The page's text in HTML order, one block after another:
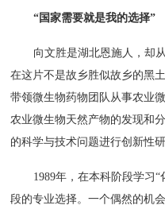
“国家需要就是我的选择”
向文胜是湖北恩施人，却
在这片不是故乡胜似故乡的黑
带领微生物药物团队从事农业
农业微生物天然产物的发现和
的科学与技术问题进行创新性
1989年，在本科阶段学习
段的专业选择。一个偶然的机